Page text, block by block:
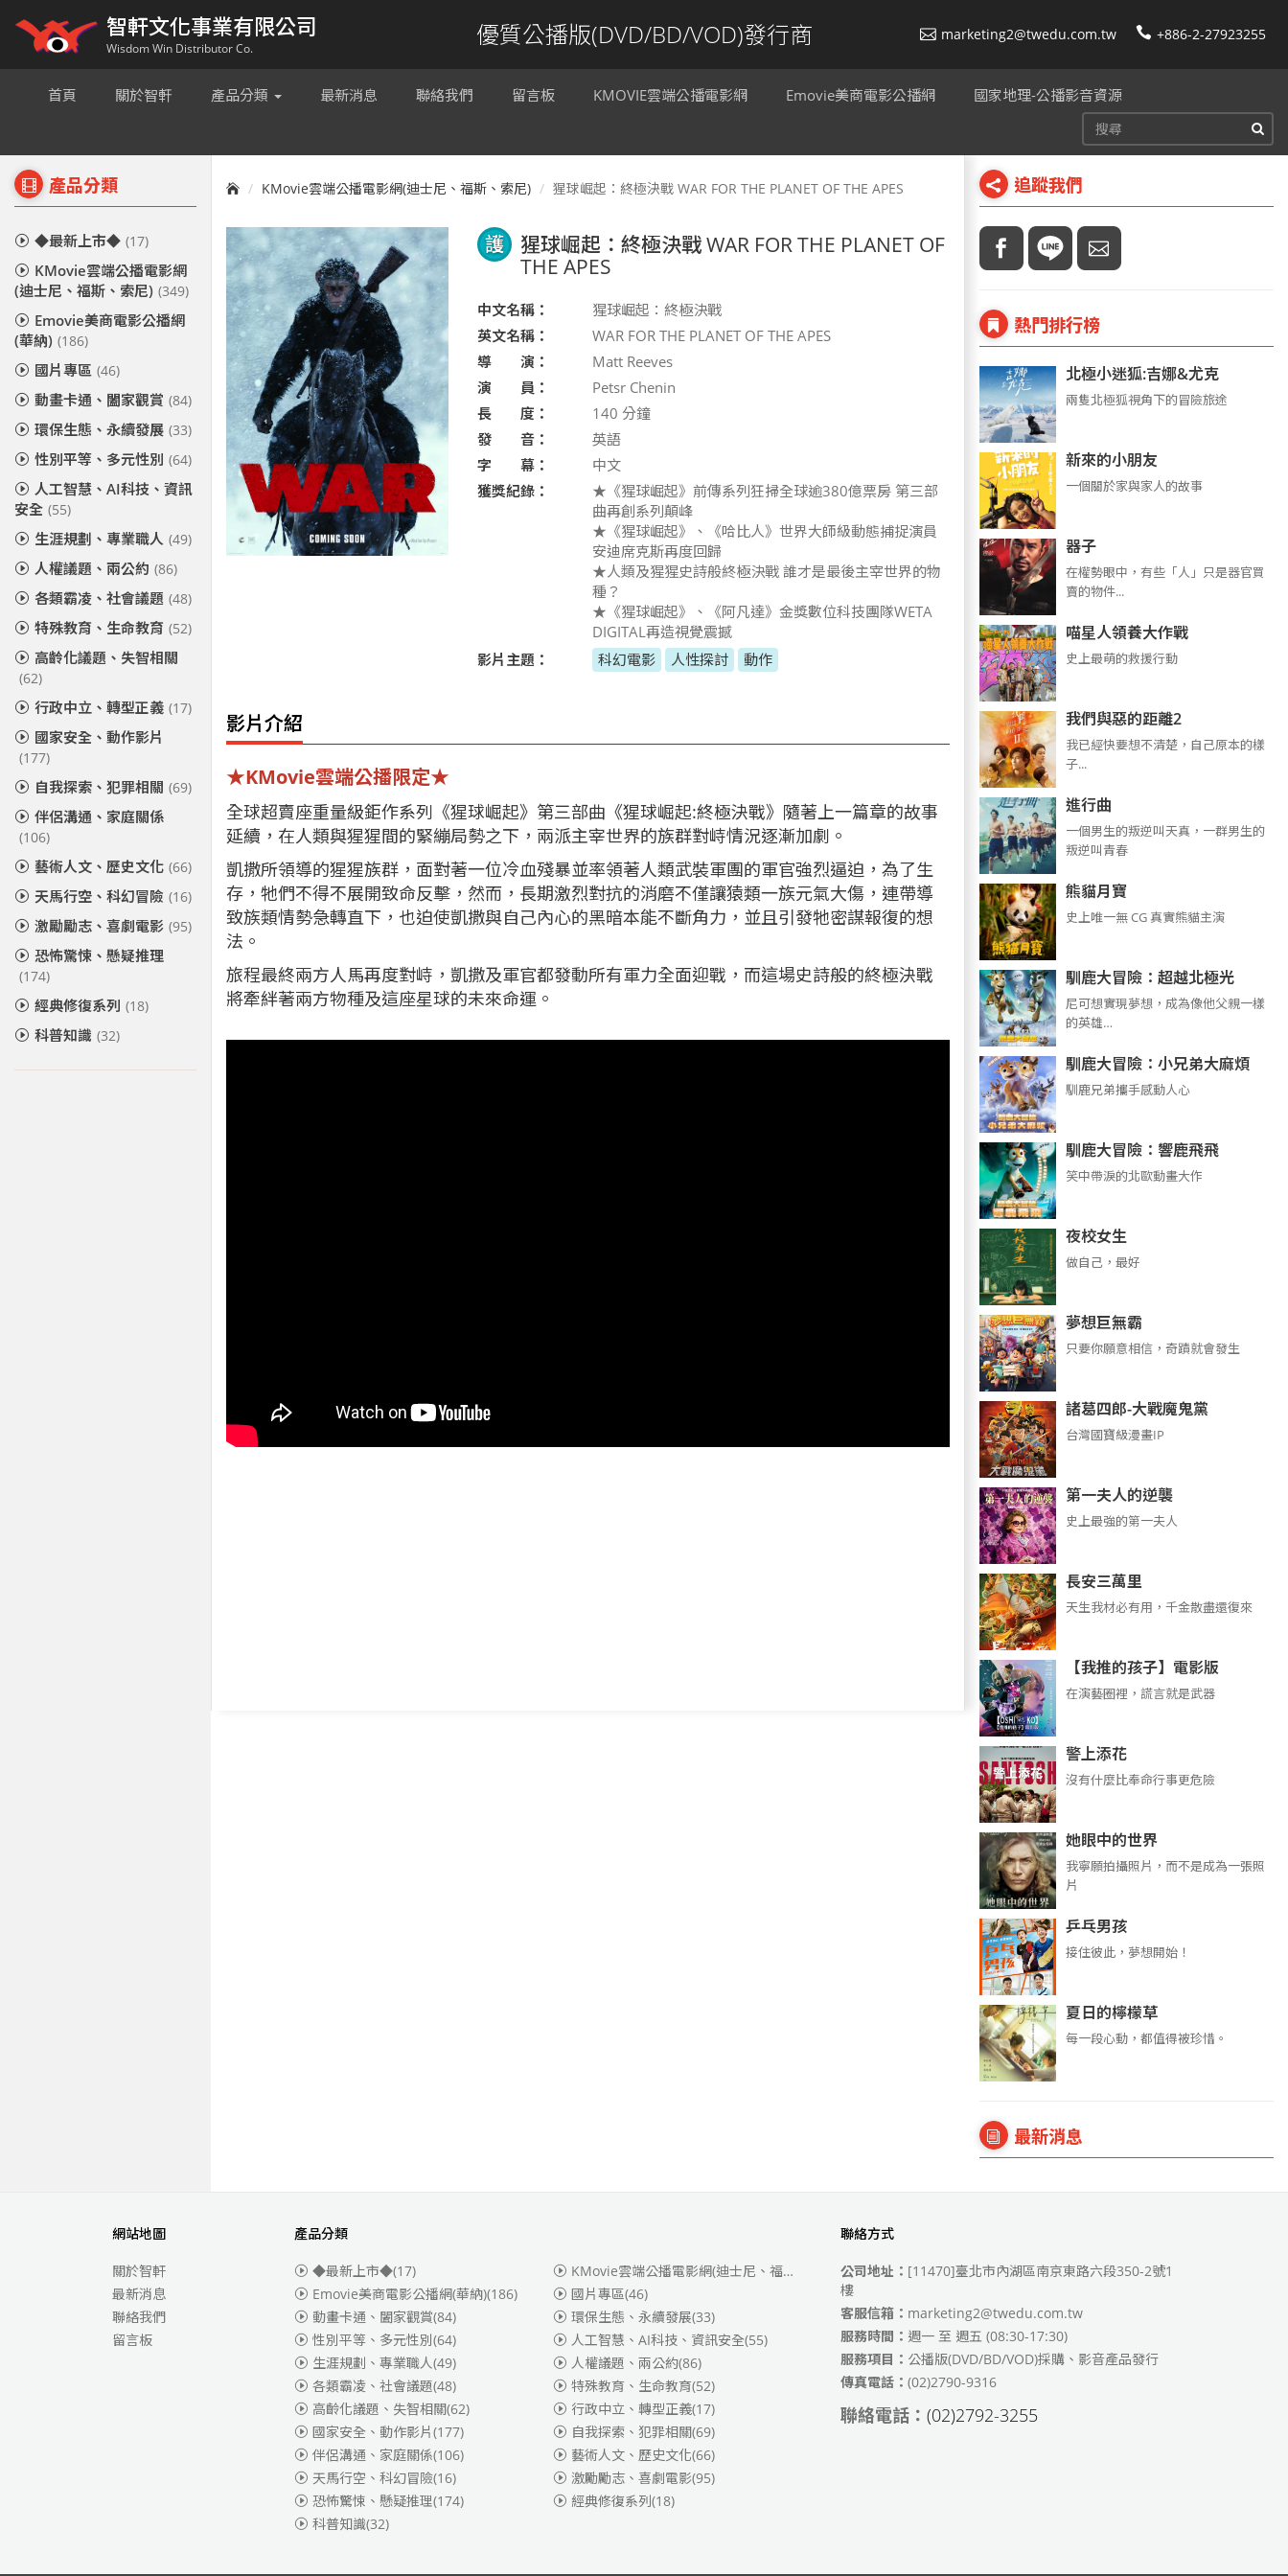
智軒文化事業有限公司
Wisdom Win Distributor Co. 優質公播版(DVD/BD/VOD)發行商 marketing2@twedu.com.tw +886-2-27923255
首頁 關於智軒 產品分類 最新消息 聯絡我們 留言板 KMOVIE雲端公播電影網 Emovie美商電影公播網 國家地理-公播影音資源
產品分類
◆最新上市◆ (17)
KMovie雲端公播電影網
(迪士尼、福斯、索尼) (349)
Emovie美商電影公播網
(華納) (186)
國片專區 (46)
動畫卡通、闔家觀賞 (84)
環保生態、永續發展 (33)
性別平等、多元性別 (64)
人工智慧、AI科技、資訊
安全 (55)
生涯規劃、專業職人 (49)
人權議題、兩公約 (86)
各類霸凌、社會議題 (48)
特殊教育、生命教育 (52)
高齡化議題、失智相關
(62)
行政中立、轉型正義 (17)
國家安全、動作影片
(177)
自我探索、犯罪相關 (69)
伴侶溝通、家庭關係
(106)
藝術人文、歷史文化 (66)
天馬行空、科幻冒險 (16)
激勵勵志、喜劇電影 (95)
恐怖驚悚、懸疑推理
(174)
經典修復系列 (18)
科普知識 (32)
KMovie雲端公播電影網(迪士尼、福斯、索尼) 猩球崛起：終極決戰 WAR FOR THE PLANET OF THE APES
護
猩球崛起：終極決戰 WAR FOR THE PLANET OF
THE APES
中文名稱：
猩球崛起：終極決戰
英文名稱：
WAR FOR THE PLANET OF THE APES
導 演：
Matt Reeves
演 員：
Petsr Chenin
長 度：
140 分鐘
發 音：
英語
字 幕：
中文
獲獎紀錄：
★《猩球崛起》前傳系列狂掃全球逾380億票房 第三部
曲再創系列顛峰
★《猩球崛起》、《哈比人》世界大師級動態捕捉演員
安迪席克斯再度回歸
★人類及猩猩史詩般終極決戰 誰才是最後主宰世界的物
種？
★《猩球崛起》、《阿凡達》金獎數位科技團隊WETA
DIGITAL再造視覺震撼
影片主題：
科幻電影 人性探討 動作
影片介紹
★KMovie雲端公播限定★
全球超賣座重量級鉅作系列《猩球崛起》第三部曲《猩球崛起:終極決戰》隨著上一篇章的故事
延續，在人類與猩猩間的緊繃局勢之下，兩派主宰世界的族群對峙情況逐漸加劇。
凱撒所領導的猩猩族群，面對著一位冷血殘暴並率領著人類武裝軍團的軍官強烈逼迫，為了生
存，牠們不得不展開致命反擊，然而，長期激烈對抗的消磨不僅讓猿類一族元氣大傷，連帶導
致族類情勢急轉直下，也迫使凱撒與自己內心的黑暗本能不斷角力，並且引發牠密謀報復的想
法。
旅程最終兩方人馬再度對峙，凱撒及軍官都發動所有軍力全面迎戰，而這場史詩般的終極決戰
將牽絆著兩方物種及這座星球的未來命運。
追蹤我們
熱門排行榜
北極小迷狐:吉娜&尤克
兩隻北極狐視角下的冒險旅途
新來的小朋友
一個關於家與家人的故事
器子
在權勢眼中，有些「人」只是器官買
賣的物件...
喵星人領養大作戰
史上最萌的救援行動
我們與惡的距離2
我已經快要想不清楚，自己原本的樣
子...
進行曲
​​​一個男生的叛逆叫天真，一群男生的
叛逆叫青春
熊貓月寶
史上唯一無 CG 真實熊貓主演
馴鹿大冒險：超越北極光
尼可想實現夢想，成為像他父親一樣
的英雄…
馴鹿大冒險：小兄弟大麻煩
馴鹿兄弟攜手感動人心
馴鹿大冒險：響鹿飛飛
笑中帶淚的北歐動畫大作
夜校女生
做自己，最好
夢想巨無霸
只要你願意相信，奇蹟就會發生
諸葛四郎-大戰魔鬼黨
台灣國寶級漫畫IP
第一夫人的逆襲
史上最強的第一夫人
長安三萬里
天生我材必有用，千金散盡還復來
【我推的孩子】電影版
在演藝圈裡，謊言就是武器
警上添花
沒有什麼比奉命行事更危險
她眼中的世界
我寧願拍攝照片，而不是成為一張照
片
乒乓男孩
接住彼此，夢想開始！
夏日的檸檬草
每一段心動，都值得被珍惜。
最新消息
網站地圖
關於智軒
最新消息
聯絡我們
留言板
產品分類
◆最新上市◆(17) KMovie雲端公播電影網(迪士尼、福斯、索尼)
(349)
Emovie美商電影公播網(華納)(186) 國片專區(46)
動畫卡通、闔家觀賞(84) 環保生態、永續發展(33)
性別平等、多元性別(64) 人工智慧、AI科技、資訊安全(55)
生涯規劃、專業職人(49) 人權議題、兩公約(86)
各類霸凌、社會議題(48) 特殊教育、生命教育(52)
高齡化議題、失智相關(62) 行政中立、轉型正義(17)
國家安全、動作影片(177) 自我探索、犯罪相關(69)
伴侶溝通、家庭關係(106) 藝術人文、歷史文化(66)
天馬行空、科幻冒險(16) 激勵勵志、喜劇電影(95)
恐怖驚悚、懸疑推理(174) 經典修復系列(18)
科普知識(32)
聯絡方式
公司地址： [11470]臺北市內湖區南京東路六段350-2號1
樓
客服信箱： marketing2@twedu.com.tw
服務時間： 週一 至 週五 (08:30-17:30)
服務項目： 公播版(DVD/BD/VOD)採購、影音產品發行
傳真電話： (02)2790-9316
聯絡電話： (02)2792-3255